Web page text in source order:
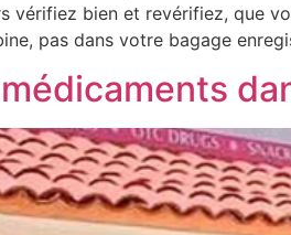
vérifiez bien et revérifiez, que
pas dans votre bagage